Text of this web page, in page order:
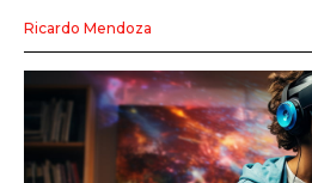
Ricardo Mendoza